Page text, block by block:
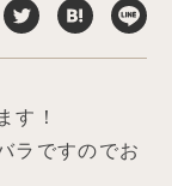
す！
ラですのでお